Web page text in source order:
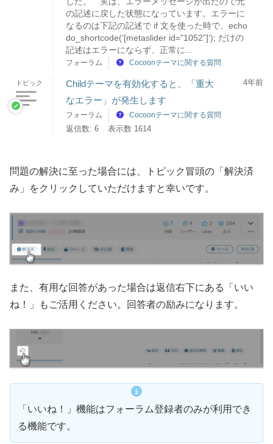
の記述に戻した状態になっています。エラーに
なるのは下記の記述で if 文を使った時で、echo
do_shortcode(‘[metaslider id="1052”]’); だけの
記述はエラーにならず、正常に...
フォーラム Cocoonテーマに関する質問
トピック
Childテーマを有効化すると、「重大
なエラー」が発生します
4年前
フォーラム Cocoonテーマに関する質問
返信数: 6 表示数 1614
問題の解決に至った場合には、トピック冒頭の「解決済
み」をクリックしていただけますと幸いです。
また、有用な回答があった場合は返信右下にある「いい
ね！」もご活用ください。回答者の励みになります。
「いいね！」機能はフォーラム登録者のみが利用でき
る機能です。